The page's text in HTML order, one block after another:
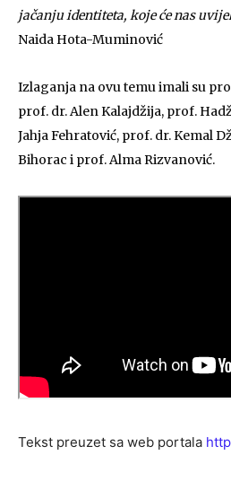
jačanju identiteta, koje će nas
Naida Hota-Muminović
Izlaganja na ovu temu imali su
prof. dr. Alen Kalajdžija, prof.
Jahja Fehratović, prof. dr. Kemal
Bihorac i prof. Alma Rizvanović.
Tekst preuzet sa web portala